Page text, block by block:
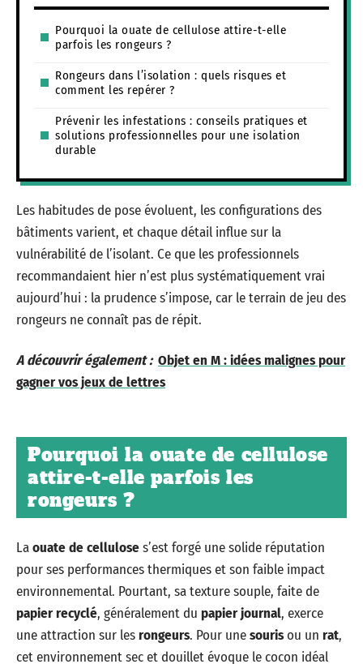
Pourquoi la ouate de cellulose attire-t-elle
parfois les rongeurs ?
Rongeurs dans l’isolation : quels risques et
comment les repérer ?
Prévenir les infestations : conseils pratiques et
solutions professionnelles pour une isolation
durable
Les habitudes de pose évoluent, les configurations des
bâtiments varient, et chaque détail influe sur la
vulnérabilité de l’isolant. Ce que les professionnels
recommandaient hier n’est plus systématiquement vrai
aujourd’hui : la prudence s’impose, car le terrain de jeu des
rongeurs ne connaît pas de répit.
A découvrir également : Objet en M : idées malignes pour
gagner vos jeux de lettres
Pourquoi la ouate de cellulose
attire-t-elle parfois les
rongeurs ?
Laouate de celluloses’est forgé une solide réputation
pour ses performances thermiques et son faible impact
environnemental. Pourtant, sa texture souple, faite de
papier recyclé, généralement du papier journal, exerce
une attraction sur lesrongeurs. Pour unesourisou un rat,
cet environnement sec et douillet évoque le cocon idéal